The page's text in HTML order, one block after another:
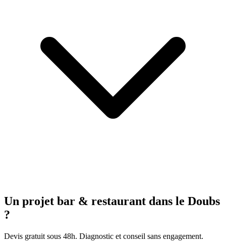
Un projet bar & restaurant dans le Doubs
?
Devis gratuit sous 48h. Diagnostic et conseil sans engagement.